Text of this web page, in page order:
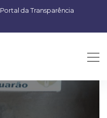
Portal da Transparência